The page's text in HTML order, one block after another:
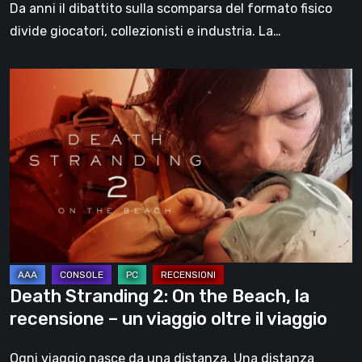
Da anni il dibattito sulla scomparsa del formato fisico
divide giocatori, collezionisti e industria. La…
Stranding
On
the
Beach,
recensione
–
un
viaggio
oltre
il
Death Stranding 2: On the Beach, la
recensione – un viaggio oltre il viaggio
Ogni viaggio nasce da una distanza. Una distanza